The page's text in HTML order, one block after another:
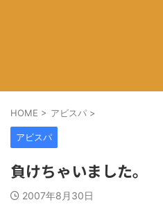
HOME > アビスパ >
アビスパ
負けちゃいました。
2007年8月30日